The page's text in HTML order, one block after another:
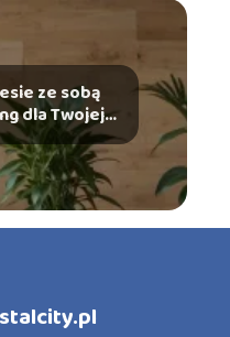
ze sobą
dla Twojej